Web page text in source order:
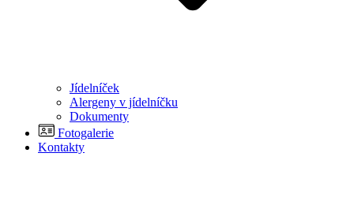
Jídelníček
Alergeny v jídelníčku
Dokumenty
Fotogalerie
Kontakty